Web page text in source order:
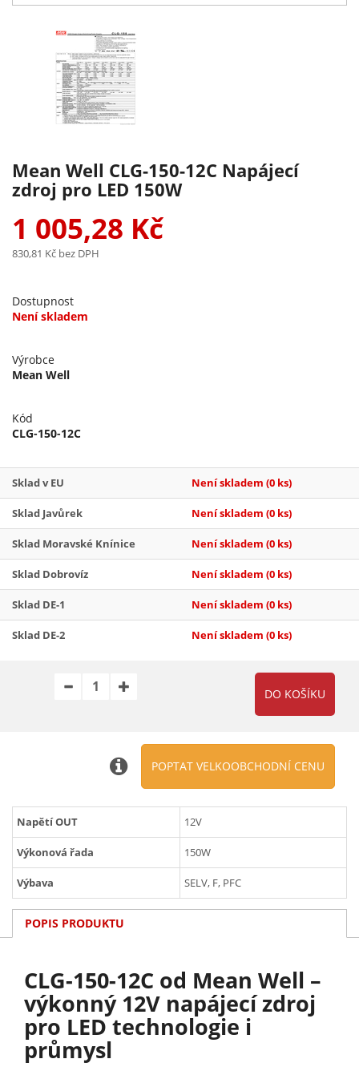
Mean Well CLG-150-12C Napájecí
zdroj pro LED 150W
1 005,28 Kč
830,81 Kč bez DPH
Dostupnost
Není skladem
Výrobce
Mean Well
Kód
CLG-150-12C
Sklad v EU Není skladem (0 ks)
Sklad Javůrek Není skladem (0 ks)
Sklad Moravské Knínice Není skladem (0 ks)
Sklad Dobrovíz Není skladem (0 ks)
Sklad DE-1 Není skladem (0 ks)
Sklad DE-2 Není skladem (0 ks)
POPTAT VELKOOBCHODNÍ CENU
Napětí OUT 12V
Výkonová řada 150W
Výbava SELV, F, PFC
POPIS PRODUKTU
CLG-150-12C od Mean Well –
výkonný 12V napájecí zdroj
pro LED technologie i
průmysl